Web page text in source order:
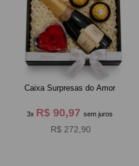
Caixa Surpresas do Amor
3x R$ 90,97 sem juros
R$ 272,90